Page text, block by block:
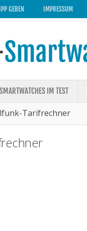
GEBEN IMPRESSUM
IM TEST
Tarifrechner